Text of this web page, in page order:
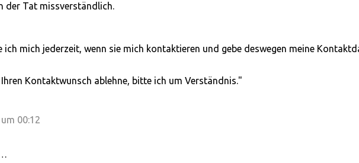
der Tat missverständlich.
ich mich jederzeit, wenn sie mich kontaktieren und gebe deswegen meine
Kontaktwunsch ablehne, bitte ich um Verständnis."
00:12